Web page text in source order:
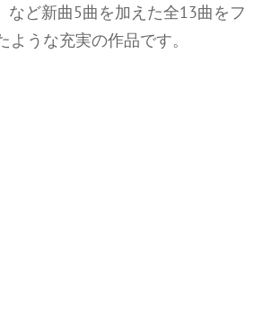
ど新曲5曲を加えた全13曲をフ
うな充実の作品です。